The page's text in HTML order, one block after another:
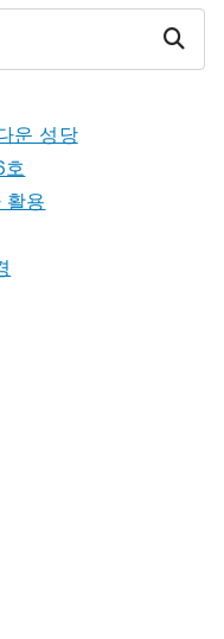
Search
운 성당
호
활용